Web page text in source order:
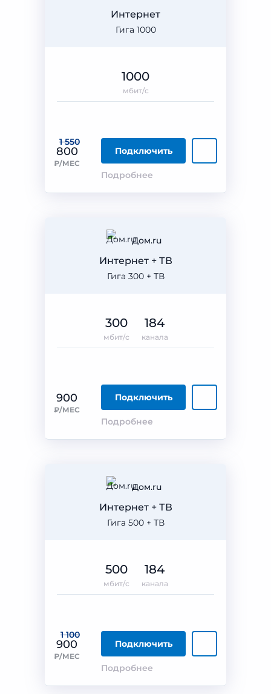
Гига 1000
Интернет
1 550
800
₽/МЕС
Подключить
Подробнее
1000
мбит/с
Дом.ru
Гига 300 + ТВ
Интернет + ТВ
900
₽/МЕС
Подключить
Подробнее
300
мбит/с
184
канала
Дом.ru
Гига 500 + ТВ
Интернет + ТВ
1 100
900
₽/МЕС
Подключить
Подробнее
500
мбит/с
184
канала